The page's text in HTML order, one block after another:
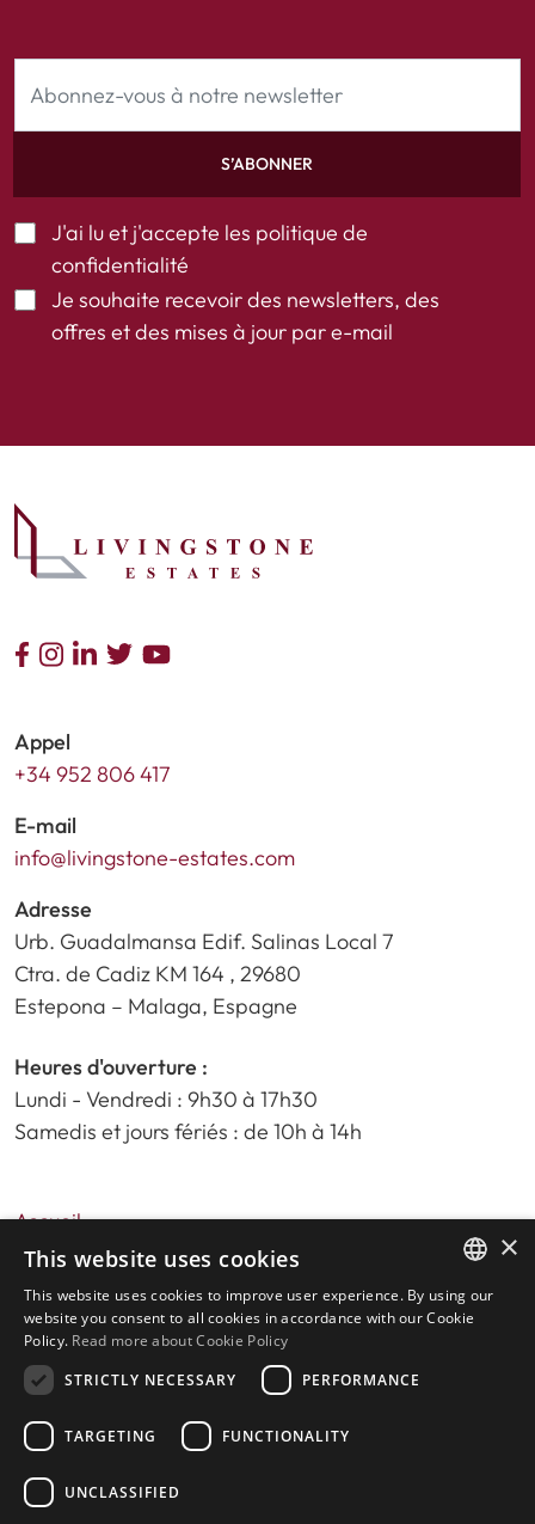
S’ABONNER
J'ai lu et j'accepte les politique de
confidentialité
Je souhaite recevoir des newsletters, des
offres et des mises à jour par e-mail
Appel
+34 952 806 417
E-mail
info@livingstone-estates.com
Adresse
Urb. Guadalmansa Edif. Salinas Local 7
Ctra. de Cadiz KM 164 , 29680
Estepona – Malaga, Espagne
Heures d'ouverture :
Lundi - Vendredi : 9h30 à 17h30
Samedis et jours fériés : de 10h à 14h
Accueil
Recherche de propriété
Veuillez nous évaluer
politique de confidentialité
Politique relative aux cookies
© 2026
Construit par
ENGLISH
×
This website uses cookies
This website uses cookies to improve user experience. By using our
website you consent to all cookies in accordance with our Cookie
Policy. Read more about Cookie Policy
STRICTLY NECESSARY
PERFORMANCE
TARGETING FUNCTIONALITY
UNCLASSIFIED